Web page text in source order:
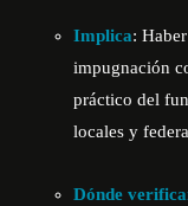
Implica:
impugnación
práctico del
locales y
Dónde